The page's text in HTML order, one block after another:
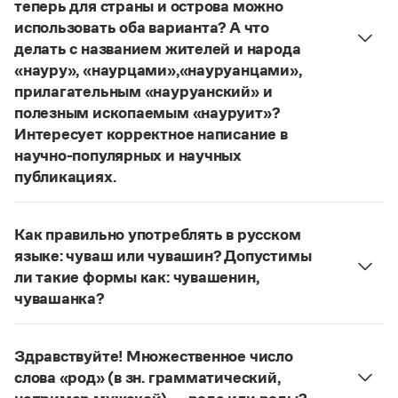
Словари русского языка как государственного
Справочники
Правила русской орфографии и пунктуации
Русский язык. Краткий теоретический курс
для школьников
Письмовник
Справочник по фразеологии
Азбучные истины
Словарь-справочник непростые слова
Все справочники портала
Журнал
Новости и события
Управление в русском языке
Словарь русских имён
Словарь методических терминов
Правила русской орфографии и пунктуации
(1956)
теперь для страны и острова можно
использовать оба варианта? А что
делать с названием жителей и народа
«науру», «наурцами»,«науруанцами»,
прилагательным «науруанский» и
полезным ископаемым «науруит»?
Интересует корректное написание в
научно-популярных и научных
публикациях.
Изменение касается только официального
образованные от топонимаНауру, никуда из
русского языка не делись и по-прежнему могут
быть использованы в любых текстах. Здесь
можно осторожно вспомнить (хотя мы и вступаем
на скользкую дорожку, уводящую в бездну
острейших дискуссий), что в русском языке
осталось прилагательное
белорусский
официальное название государства изменилось
Как правильно употреблять в русском
языке: чуваш или чувашин? Допустимы
ли такие формы как: чувашенин,
чувашанка?
Правильно:чуваши, в единственном числе —
отмечен как устаревший.
Страница ответа
Здравствуйте! Множественное число
слова «род» (в зн. грамматический,